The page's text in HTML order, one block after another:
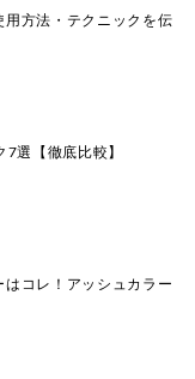
用方法・テクニックを伝
選【徹底比較】
コレ！アッシュカラー